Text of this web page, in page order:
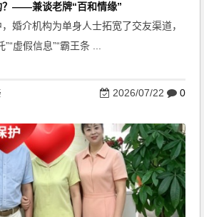
？——兼谈老牌“百和情缘”
婚介机构为单身人士拓宽了交友渠道，
虚假信息”“霸王条 ...
2026/07/22 0